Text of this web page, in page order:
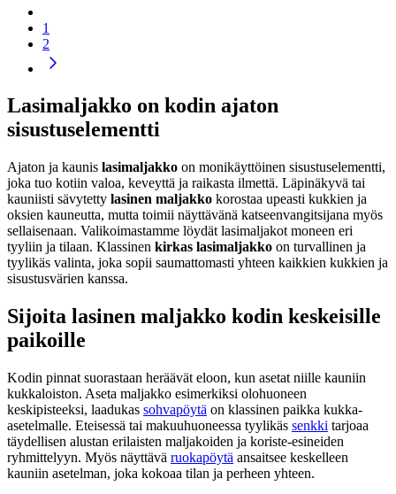
1
2
Lasimaljakko on kodin ajaton
sisustuselementti
Ajaton ja kaunis lasimaljakko on monikäyttöinen sisustuselementti,
joka tuo kotiin valoa, keveyttä ja raikasta ilmettä. Läpinäkyvä tai
kauniisti sävytetty lasinen maljakko korostaa upeasti kukkien ja
oksien kauneutta, mutta toimii näyttävänä katseenvangitsijana myös
sellaisenaan. Valikoimastamme löydät lasimaljakot moneen eri
tyyliin ja tilaan. Klassinen kirkas lasimaljakko on turvallinen ja
tyylikäs valinta, joka sopii saumattomasti yhteen kaikkien kukkien ja
sisustusvärien kanssa.
Sijoita lasinen maljakko kodin keskeisille
paikoille
Kodin pinnat suorastaan heräävät eloon, kun asetat niille kauniin
kukkaloiston. Aseta maljakko esimerkiksi olohuoneen
keskipisteeksi, laadukas sohvapöytä on klassinen paikka kukka-
asetelmalle. Eteisessä tai makuuhuoneessa tyylikäs senkki tarjoaa
täydellisen alustan erilaisten maljakoiden ja koriste-esineiden
ryhmittelyyn. Myös näyttävä ruokapöytä ansaitsee keskelleen
kauniin asetelman, joka kokoaa tilan ja perheen yhteen.